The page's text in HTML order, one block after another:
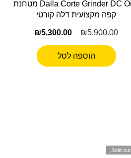
Dalla Corte Grinder DC One מטחנת
קפה מקצועית דלה קורטי
₪5,900.00
₪5,300.00
הוספה לסל
Sold out